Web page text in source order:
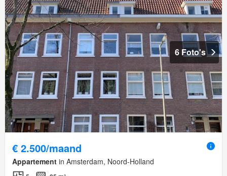
6 Foto's
€ 2.500/maand
Appartement in Amsterdam, Noord-Holland